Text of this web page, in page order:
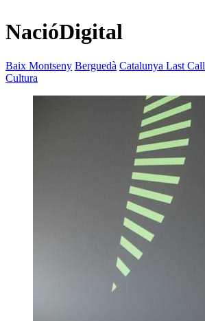
NacióDigital
Baix Montseny Berguedà Catalunya Last Call
Cultura